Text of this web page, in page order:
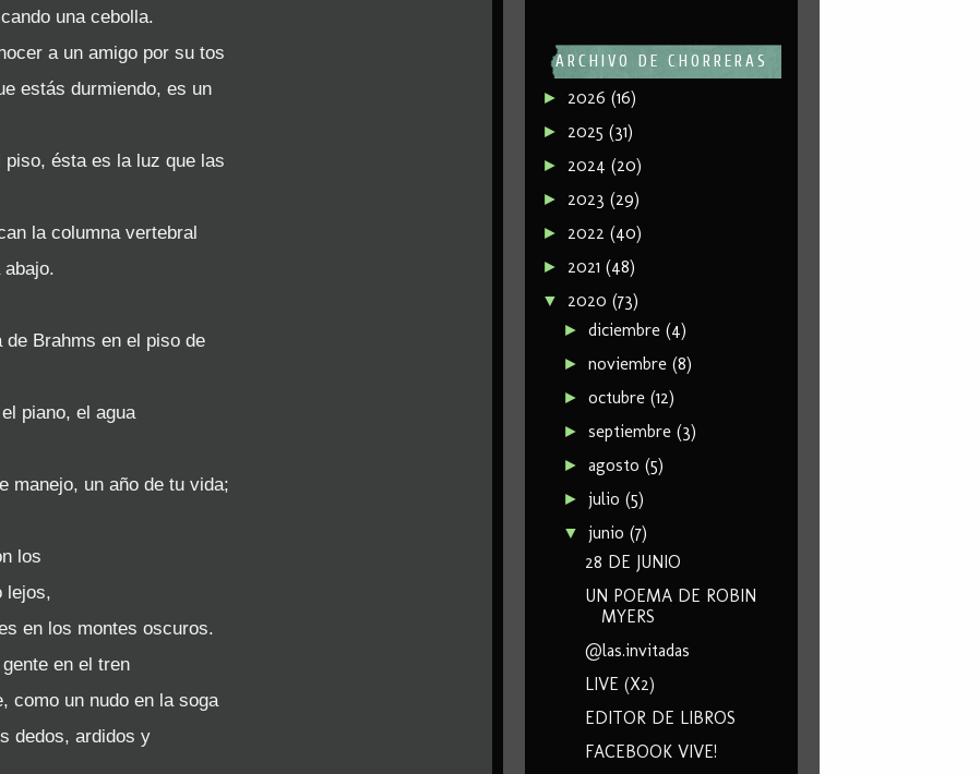
una cebolla.
a un amigo por su tos
estás durmiendo, es un
ésta es la luz que las
la columna vertebral
de Brahms en el piso de
piano, el agua
manejo, un año de tu vida;
los
lejos,
en los montes oscuros.
en el tren
como un nudo en la soga
dedos, ardidos y
ARCHIVO DE CHORRERAS
► 2026 (16)
► 2025 (31)
► 2024 (20)
► 2023 (29)
► 2022 (40)
► 2021 (48)
▼ 2020 (73)
►diciembre(4)
►noviembre(8)
►octubre(12)
►septiembre(3)
►agosto(5)
►julio(5)
▼junio(7)
28 DE JUNIO
UN POEMA DE ROBIN
MYERS
@las.invitadas
LIVE (X2)
EDITOR DE LIBROS
FACEBOOK VIVE!